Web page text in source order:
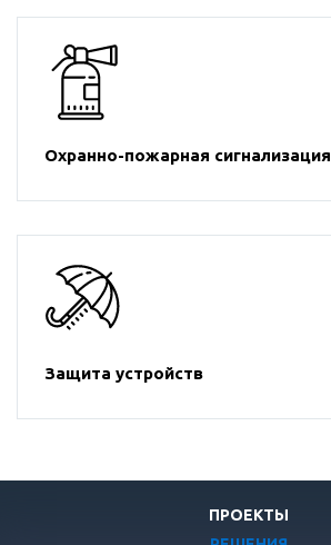
Охранно-пожарная сигнализация
Защита устройств
ПРОЕКТЫ